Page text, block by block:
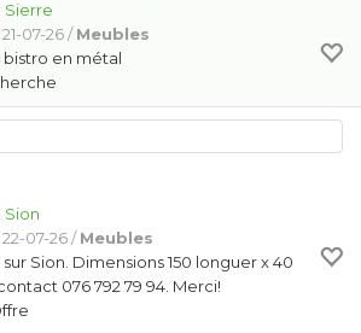
Sierre
07-26 /Meubles
bistro en métal
Sion
07-26 /Meubles
Sion. Dimensions 150 longuer x 40
076 792 79 94. Merci!